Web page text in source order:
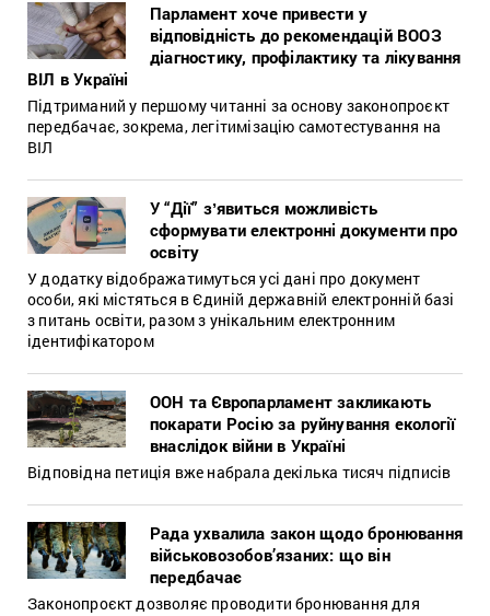
Парламент хоче привести у
відповідність до рекомендацій ВООЗ
діагностику, профілактику та лікування
ВІЛ в Україні
Підтриманий у першому читанні за основу законопроєкт
передбачає, зокрема, легітимізацію самотестування на
ВІЛ
У “Дії” зʼявиться можливість
сформувати електронні документи про
освіту
У додатку відображатимуться усі дані про документ
особи, які містяться в Єдиній державній електронній базі
з питань освіти, разом з унікальним електронним
ідентифікатором
ООН та Європарламент закликають
покарати Росію за руйнування екології
внаслідок війни в Україні
Відповідна петиція вже набрала декілька тисяч підписів
Рада ухвалила закон щодо бронювання
військовозобов’язаних: що він
передбачає
Законопроєкт дозволяє проводити бронювання для